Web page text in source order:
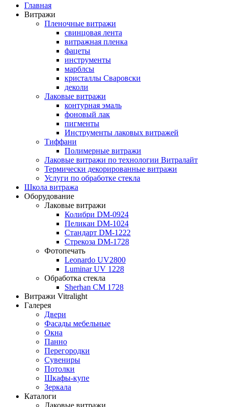
Главная
Витражи
Пленочные витражи
свинцовая лента
витражная пленка
фацеты
инструменты
марблсы
кристаллы Сваровски
деколи
Лаковые витражи
контурная эмаль
фоновый лак
пигменты
Инструменты лаковых витражей
Тиффани
Полимерные витражи
Лаковые витражи по технологии Витралайт
Термически декорированные витражи
Услуги по обработке стекла
Школа витража
Оборудование
Лаковые витражи
Колибри DM-0924
Пеликан DM-1024
Стандарт DM-1222
Стрекоза DM-1728
Фотопечать
Leonardo UV2800
Luminar UV 1228
Обработка стекла
Sherhan CM 1728
Витражи Vitralight
Галерея
Двери
Фасады мебельные
Окна
Панно
Перегородки
Сувениры
Потолки
Шкафы-купе
Зеркала
Каталоги
Лаковые витражи